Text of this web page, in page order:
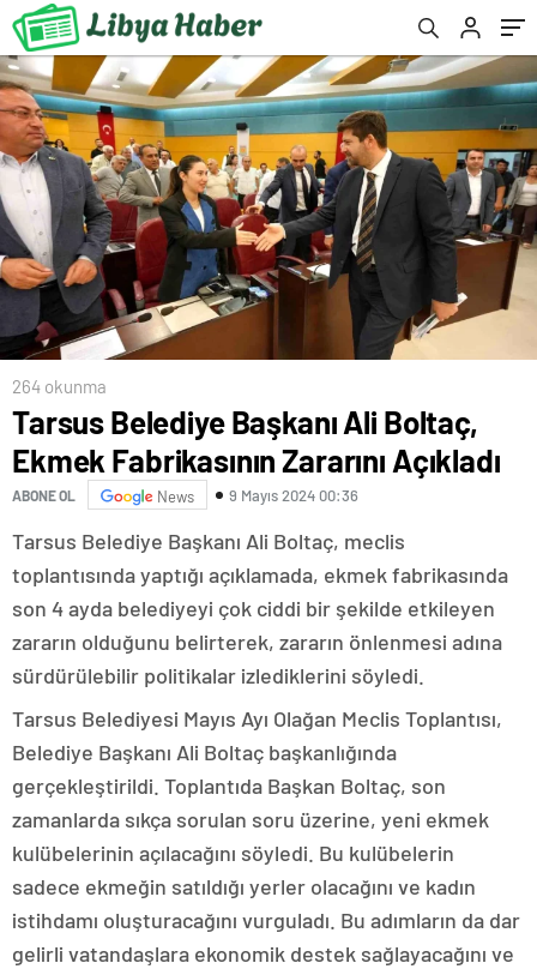
264 okunma
Tarsus Belediye Başkanı Ali Boltaç,
Ekmek Fabrikasının Zararını Açıkladı
ABONE OL News 9 Mayıs 2024 00:36
Tarsus Belediye Başkanı Ali Boltaç, meclis
toplantısında yaptığı açıklamada, ekmek fabrikasında
son 4 ayda belediyeyi çok ciddi bir şekilde etkileyen
zararın olduğunu belirterek, zararın önlenmesi adına
sürdürülebilir politikalar izlediklerini söyledi.
Tarsus Belediyesi Mayıs Ayı Olağan Meclis Toplantısı,
Belediye Başkanı Ali Boltaç başkanlığında
gerçekleştirildi. Toplantıda Başkan Boltaç, son
zamanlarda sıkça sorulan soru üzerine, yeni ekmek
kulübelerinin açılacağını söyledi. Bu kulübelerin
sadece ekmeğin satıldığı yerler olacağını ve kadın
istihdamı oluşturacağını vurguladı. Bu adımların da dar
gelirli vatandaşlara ekonomik destek sağlayacağını ve